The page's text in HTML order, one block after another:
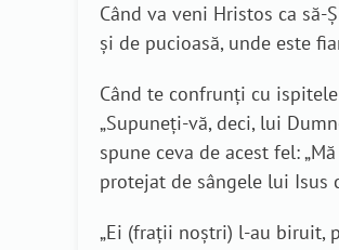
Când va veni Hristos ca
şi de pucioasă, unde este
Când te confrunți cu
„Supuneţi-vă, deci, lui
spune ceva de acest fel:
protejat de sângele lui Isus
„Ei (frații noștri) l-au biruit,